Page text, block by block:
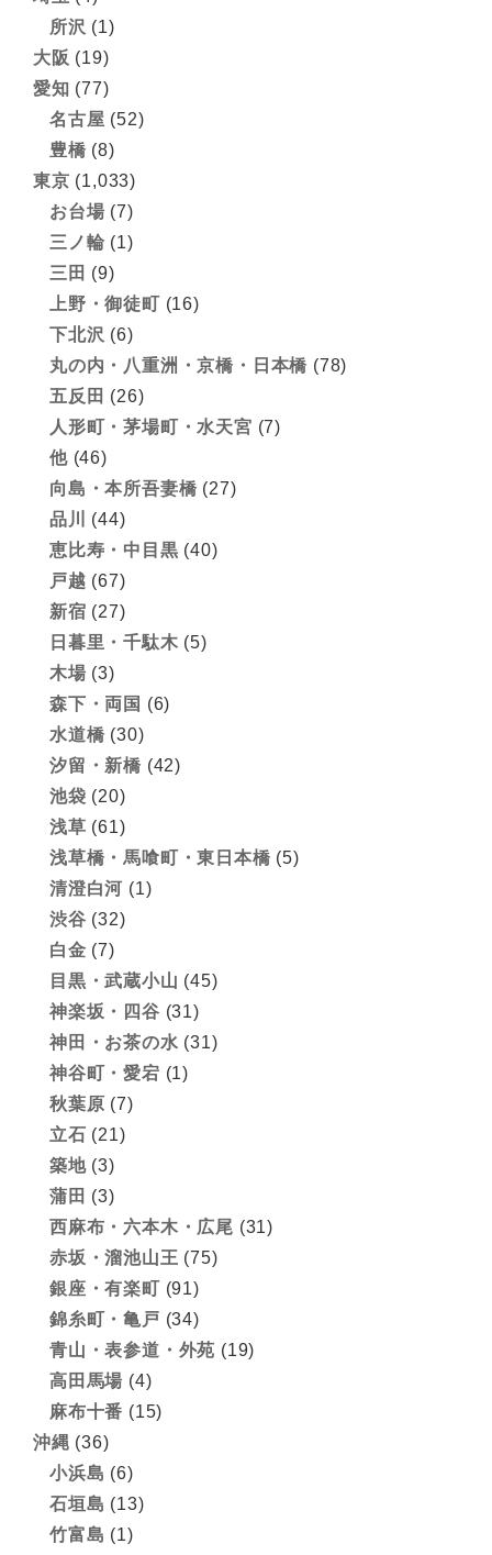
所沢 (1)
大阪 (19)
愛知 (77)
名古屋 (52)
豊橋 (8)
東京 (1,033)
お台場 (7)
三ノ輪 (1)
三田 (9)
上野・御徒町 (16)
下北沢 (6)
丸の内・八重洲・京橋・日本橋 (78)
五反田 (26)
人形町・茅場町・水天宮 (7)
他(46)
向島・本所吾妻橋 (27)
品川
(44)
恵比寿・中目黒 (40)
戸越 (67)
新宿 (27)
日暮里・千駄木 (5)
木場 (3)
森下・両国 (6)
水道橋 (30)
汐留・新橋 (42)
池袋 (20)
浅草 (61)
浅草橋・馬喰町・東日本橋 (5)
清澄白河 (1)
渋谷 (32)
白金 (7)
目黒・武蔵小山 (45)
神楽坂・四谷 (31)
神田・お茶の水 (31)
神谷町・愛宕 (1)
秋葉原 (7)
立石 (21)
築地(3)
蒲田 (3)
西麻布・六本木・広尾 (31)
赤坂・溜池山王 (75)
銀座・有楽町 (91)
錦糸町・亀戸 (34)
青山・表参道・外苑 (19)
高田馬場 (4)
麻布十番 (15)
沖縄 (36)
小浜島 (6)
石垣島 (13)
竹富島 (1)